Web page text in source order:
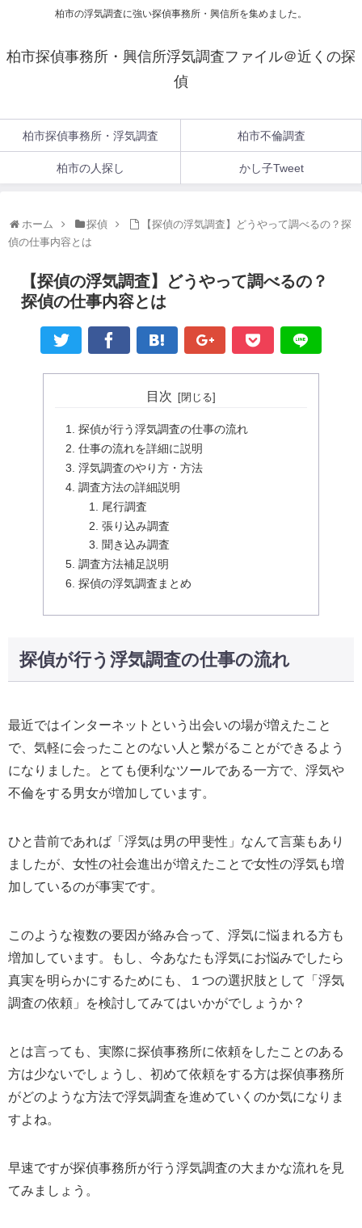
柏市の浮気調査に強い探偵事務所・興信所を集めました。
柏市探偵事務所・興信所浮気調査ファイル＠近くの探
偵
柏市探偵事務所・浮気調査 柏市不倫調査
柏市の人探し かし子Tweet
ホーム 探偵
【探偵の浮気調査】どうやって調べるの？探
偵の仕事内容とは
【探偵の浮気調査】どうやって調べるの？
探偵の仕事内容とは
目次
探偵が行う浮気調査の仕事の流れ
仕事の流れを詳細に説明
浮気調査のやり方・方法
調査方法の詳細説明
尾行調査
張り込み調査
聞き込み調査
調査方法補足説明
探偵の浮気調査まとめ
探偵が行う浮気調査の仕事の流れ
最近ではインターネットという出会いの場が増えたこと
で、気軽に会ったことのない人と繫がることができるよう
になりました。とても便利なツールである一方で、浮気や
不倫をする男女が増加しています。
ひと昔前であれば「浮気は男の甲斐性」なんて言葉もあり
ましたが、女性の社会進出が増えたことで女性の浮気も増
加しているのが事実です。
このような複数の要因が絡み合って、浮気に悩まれる方も
増加しています。もし、今あなたも浮気にお悩みでしたら
真実を明らかにするためにも、１つの選択肢として「浮気
調査の依頼」を検討してみてはいかがでしょうか？
とは言っても、実際に探偵事務所に依頼をしたことのある
方は少ないでしょうし、初めて依頼をする方は探偵事務所
がどのような方法で浮気調査を進めていくのか気になりま
すよね。
早速ですが探偵事務所が行う浮気調査の大まかな流れを見
てみましょう。